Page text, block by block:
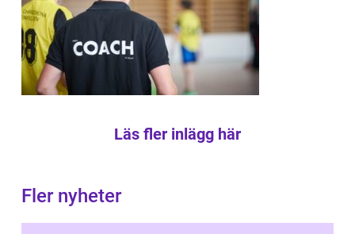
Läs fler inlägg här
Fler nyheter